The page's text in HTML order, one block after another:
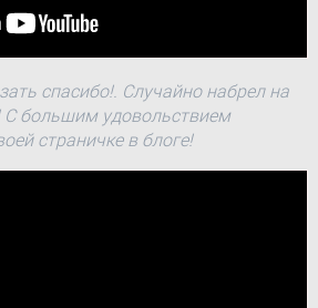
спасибо!. Случайно набрел на
С большим удовольствием
страничке в блоге!